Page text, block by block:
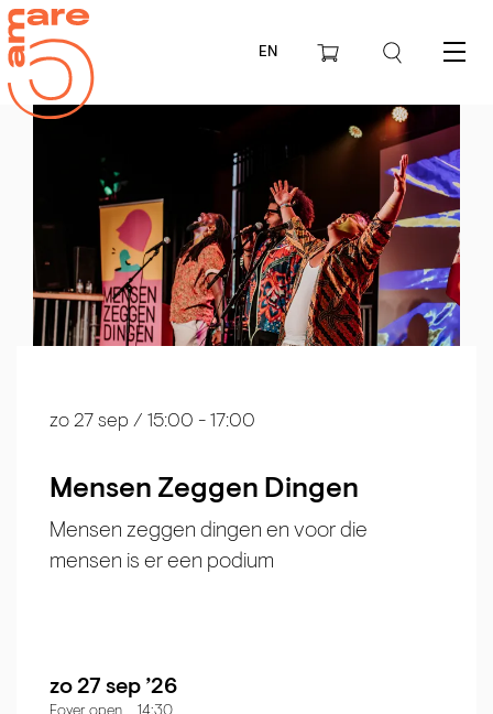
EN Menu
Mensen Zeggen Dingen
Mensen zeggen dingen en voor die
mensen is er een podium
zo 27 sep / 15:00 - 17:00
zo 27 sep ’26